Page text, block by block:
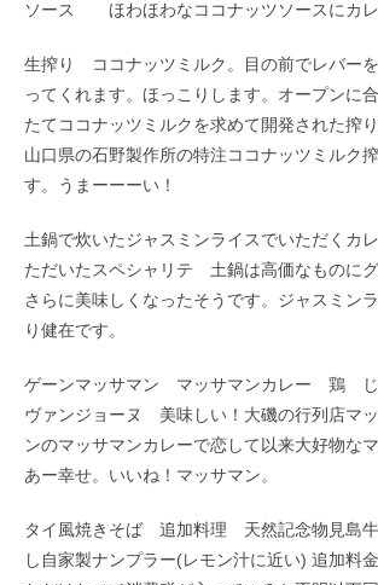
ソース ほわほわなココナッツソースにカ
生搾り ココナッツミルク。目の前でレバー
ってくれます。ほっこりします。オープンに
たてココナッツミルクを求めて開発された搾
山口県の石野製作所の特注ココナッツミルク
す。うまーーーい！
土鍋で炊いたジャスミンライスでいただくカ
ただいたスペシャリテ 土鍋は高価なものに
さらに美味しくなったそうです。ジャスミン
り健在です。
ゲーンマッサマン マッサマンカレー 鶏 じ
ヴァンジョーヌ 美味しい！大磯の行列店マ
ンのマッサマンカレーで恋して以来大好物な
あー幸せ。いいね！マッサマン。
タイ風焼きそば 追加料理 天然記念物見島
し自家製ナンプラー(レモン汁に近い) 追加料